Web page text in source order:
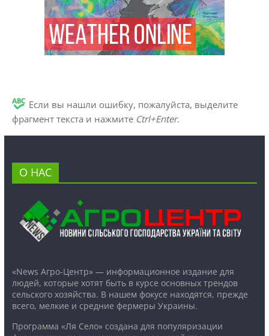
Если вы нашли ошибку, пожалуйста, выделите
фрагмент текста и нажмите Ctrl+Enter.
О НАС
«News Агро-Центр» — информационное издание для
людей, которые хотят быть в курсе основных трендов
сельского хозяйства. В нашем фокусе находятся, прежде
всего, мелкие и средние фермеры Украины.
Программа «Ля Село» создана для популяризации